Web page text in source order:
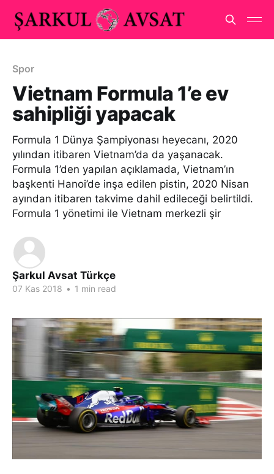
Spor
Vietnam Formula 1’e ev
sahipliği yapacak
Formula 1 Dünya Şampiyonası heyecanı, 2020
yılından itibaren Vietnam’da da yaşanacak.
Formula 1’den yapılan açıklamada, Vietnam’ın
başkenti Hanoi’de inşa edilen pistin, 2020 Nisan
ayından itibaren takvime dahil edileceği belirtildi.
Formula 1 yönetimi ile Vietnam merkezli şir
Şarkul Avsat Türkçe
07 Kas 2018 • 1 min read